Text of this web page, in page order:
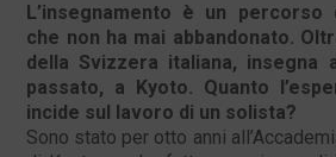
L’insegnamento è un
che non ha mai abbandonato.
della Svizzera italiana, insegna
passato, a Kyoto. Quanto
incide sul lavoro di un solista?
Sono stato per otto anni